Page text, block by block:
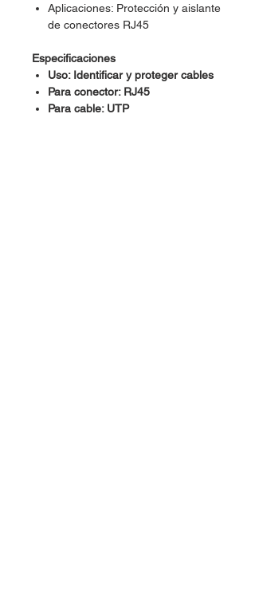
Aplicaciones: Protección y aislante
de conectores RJ45
Especificaciones
Uso: Identificar y proteger cables
Para conector: RJ45
Para cable: UTP